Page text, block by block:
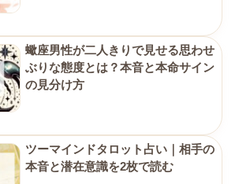
蠍座男性が二人きりで見せる思わせ
ぶりな態度とは？本音と本命サイン
の見分け方
ツーマインドタロット占い｜相手の
本音と潜在意識を2枚で読む